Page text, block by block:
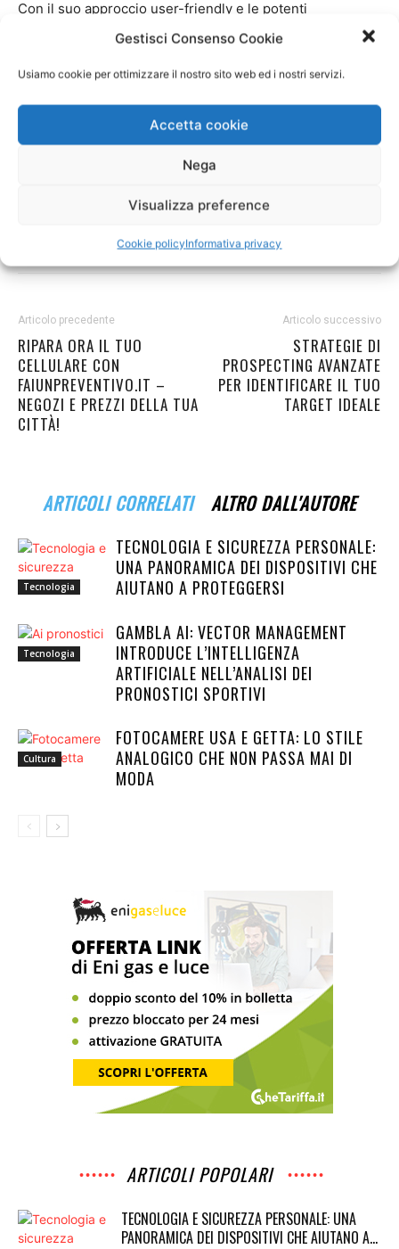
Gestisci Consenso Cookie
Usiamo cookie per ottimizzare il nostro sito web ed i nostri servizi.
Accetta cookie
Nega
Visualizza preference
Cookie policyInformativa privacy
Con il suo approccio user-friendly e le potenti
Seozen rappresenta la soluzione ideale per
livello successivo.Visita www.seozen.netoggi stesso
per scoprire di più su come Seozen può trasformare la
Articolo precedente
RIPARA ORA IL TUO
CELLULARE CON
FAIUNPREVENTIVO.IT –
NEGOZI E PREZZI DELLA TUA
CITTÀ!
Articolo successivo
STRATEGIE DI
PROSPECTING AVANZATE
PER IDENTIFICARE IL TUO
TARGET IDEALE
ARTICOLI CORRELATI ALTRO DALL'AUTORE
Tecnologia
TECNOLOGIA E SICUREZZA PERSONALE:
UNA PANORAMICA DEI DISPOSITIVI CHE
AIUTANO A PROTEGGERSI
Tecnologia
GAMBLA AI: VECTOR MANAGEMENT
INTRODUCE L’INTELLIGENZA
ARTIFICIALE NELL’ANALISI DEI
PRONOSTICI SPORTIVI
Cultura
FOTOCAMERE USA E GETTA: LO STILE
ANALOGICO CHE NON PASSA MAI DI
MODA
ARTICOLI POPOLARI
TECNOLOGIA E SICUREZZA PERSONALE: UNA
PANORAMICA DEI DISPOSITIVI CHE AIUTANO A...